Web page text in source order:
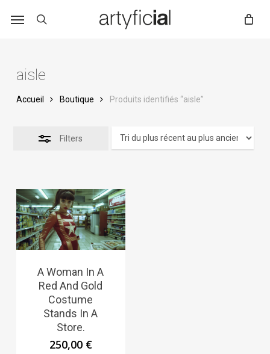
aisle
Accueil Boutique Produits identifiés “aisle”
Filters
A Woman In A
Red And Gold
Costume
Stands In A
Store.
250,00 €